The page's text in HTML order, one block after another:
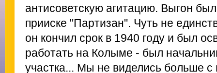
антисоветскую агитацию. Выгон
прииске "Партизан". Чуть не
он кончил срок в 1940 году и был
работать на Колыме - был
участка... Мы не виделись больше с